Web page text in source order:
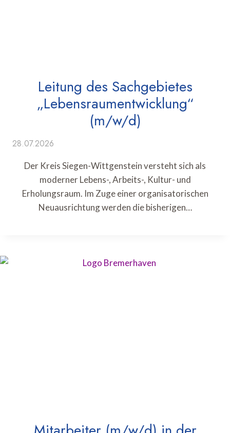
Leitung des Sachgebietes
„Lebensraumentwicklung“
(m/w/d)
28.07.2026
Der Kreis Siegen-Wittgenstein versteht sich als
moderner Lebens-, Arbeits-, Kultur- und
Erholungsraum. Im Zuge einer organisatorischen
Neuausrichtung werden die bisherigen…